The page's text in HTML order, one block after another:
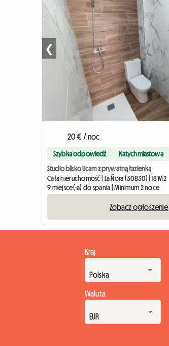
❮
20 € / noc
Szybka odpowiedź Natychmiastowa
Studio blisko Ucam z prywatną łazienką
Cała nieruchomość | La Ñora (30830) | 18 M2
9 miejsce(-a) do spania | Minimum 2 noce
Zobacz ogłoszenie
Kraj
Waluta